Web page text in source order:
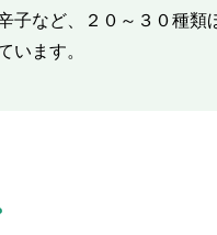
子など、２０～３０種類
います。